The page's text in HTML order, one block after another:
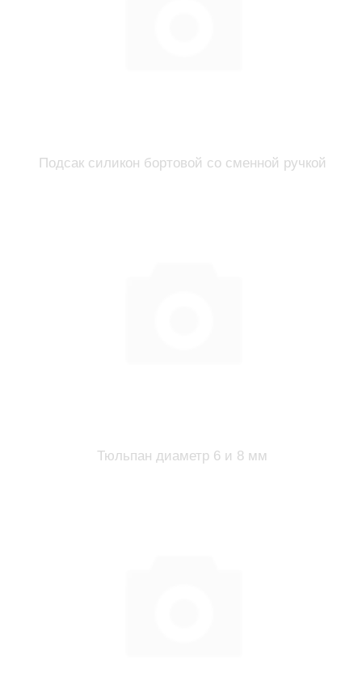
Подсак силикон бортовой со сменной ручкой
Тюльпан диаметр 6 и 8 мм